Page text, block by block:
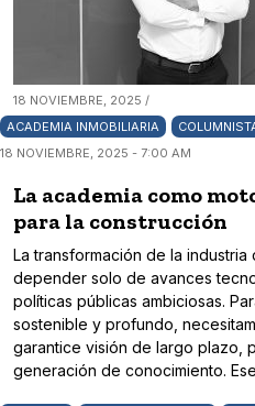
18 NOVIEMBRE, 2025 /
ACADEMIA INMOBILIARIA
18 NOVIEMBRE, 2025 - 7:00 AM
La academia como
para la construcción
La transformación de la
depender solo de avances
políticas públicas ambiciosas.
sostenible y profundo,
garantice visión de largo plazo,
generación de conocimiento.